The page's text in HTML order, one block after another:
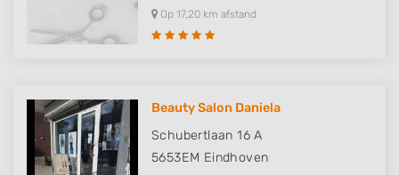
Op 17,20 km afstand
Beauty Salon Daniela
Schubertlaan 16 A
5653EM Eindhoven
Performance
Advertising